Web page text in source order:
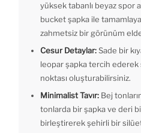
yüksek tabanlı beyaz spor
bucket şapka ile
zahmetsiz bir görünüm
Cesur Detaylar:Sade bir
leopar şapka tercih ederek
noktası oluşturabilirsiniz.
Minimalist Tavır: Bej
tonlarda bir şapka ve deri
birleştirerek şehirli bir